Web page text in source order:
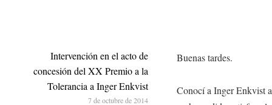
Buenas tardes.
Conocí a Inger Enkvist
Intervención en el acto de
concesión del XX Premio a la
Tolerancia a Inger Enkvist
7 de octubre de 2014